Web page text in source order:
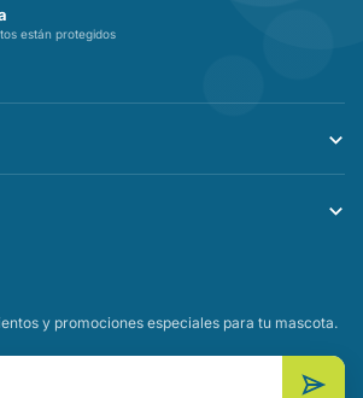
están protegidos
y promociones especiales para tu mascota.